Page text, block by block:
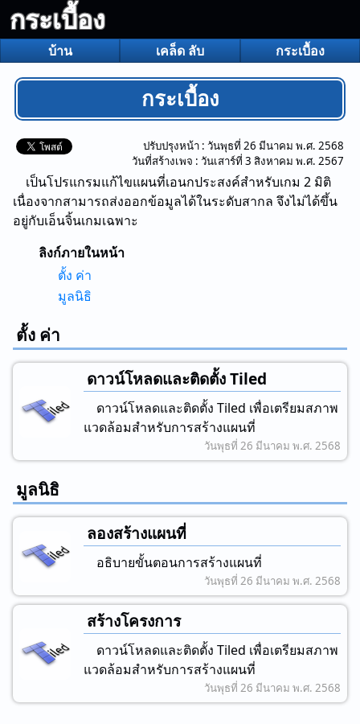
กระเบื้อง
บ้าน เคล็ด ลับ กระเบื้อง
กระเบื้อง
ปรับปรุงหน้า : วันพุธที่ 26 มีนาคม พ.ศ. 2568
วันที่สร้างเพจ : วันเสาร์ที่ 3 สิงหาคม พ.ศ. 2567
เป็นโปรแกรมแก้ไขแผนที่เอนกประสงค์สําหรับเกม 2 มิติ
เนื่องจากสามารถส่งออกข้อมูลได้ในระดับสากล จึงไม่ได้ขึ้น
อยู่กับเอ็นจิ้นเกมเฉพาะ
ลิงก์ภายในหน้า
ตั้ง ค่า
มูลนิธิ
ตั้ง ค่า
ดาวน์โหลดและติดตั้ง Tiled
ดาวน์โหลดและติดตั้ง Tiled เพื่อเตรียมสภาพ
แวดล้อมสําหรับการสร้างแผนที่
วันพุธที่ 26 มีนาคม พ.ศ. 2568
มูลนิธิ
ลองสร้างแผนที่
อธิบายขั้นตอนการสร้างแผนที่
วันพุธที่ 26 มีนาคม พ.ศ. 2568
สร้างโครงการ
ดาวน์โหลดและติดตั้ง Tiled เพื่อเตรียมสภาพ
แวดล้อมสําหรับการสร้างแผนที่
วันพุธที่ 26 มีนาคม พ.ศ. 2568